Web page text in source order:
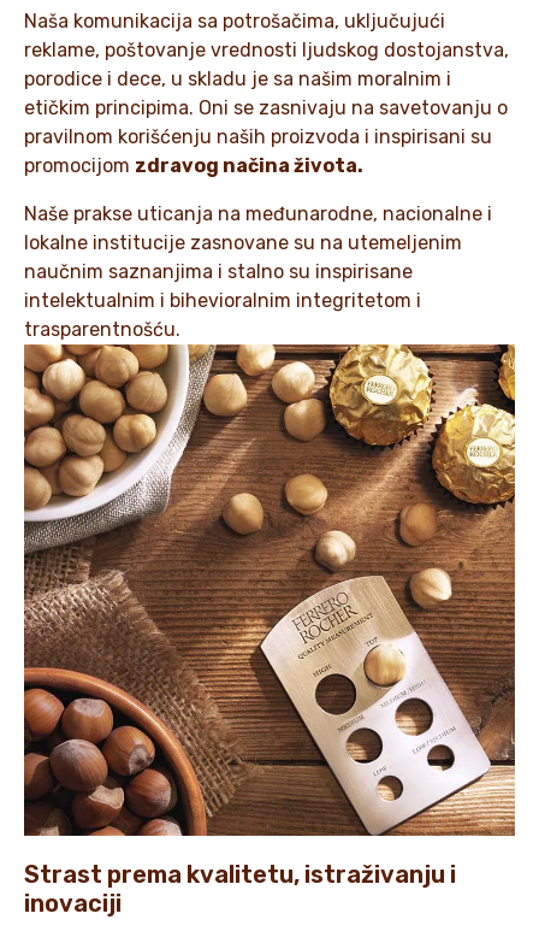
Naša komunikacija sa potrošačima, uključujući
reklame, poštovanje vrednosti ljudskog dostojanstva,
porodice i dece, u skladu je sa našim moralnim i
etičkim principima. Oni se zasnivaju na savetovanju o
pravilnom korišćenju naših proizvoda i inspirisani su
promocijom zdravog načina života.
Naše prakse uticanja na međunarodne, nacionalne i
lokalne institucije zasnovane su na utemeljenim
naučnim saznanjima i stalno su inspirisane
intelektualnim i bihevioralnim integritetom i
trasparentnošću.
Strast prema kvalitetu, istraživanju i
inovaciji